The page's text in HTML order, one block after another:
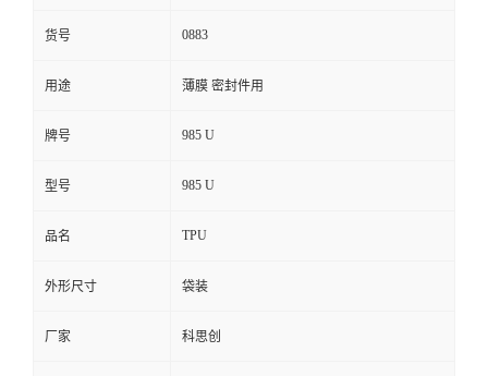
货号 0883
用途 薄膜 密封件用
牌号 985 U
型号 985 U
品名 TPU
外形尺寸 袋装
厂家 科思创